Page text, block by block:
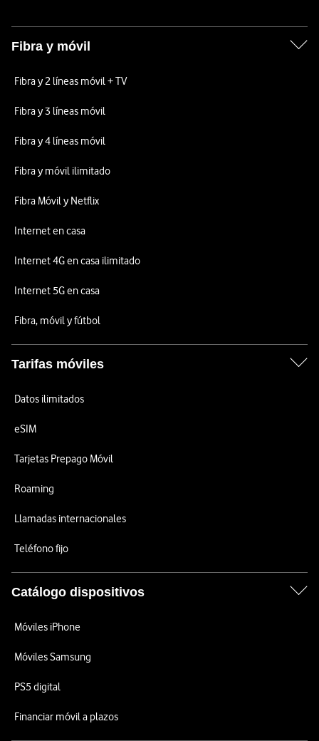
Fibra y móvil
Fibra y 2 líneas móvil + TV
Fibra y 3 líneas móvil
Fibra y 4 líneas móvil
Fibra y móvil ilimitado
Fibra Móvil y Netflix
Internet en casa
Internet 4G en casa ilimitado
Internet 5G en casa
Fibra, móvil y fútbol
Tarifas móviles
Datos ilimitados
eSIM
Tarjetas Prepago Móvil
Roaming
Llamadas internacionales
Teléfono fijo
Catálogo dispositivos
Móviles iPhone
Móviles Samsung
PS5 digital
Financiar móvil a plazos